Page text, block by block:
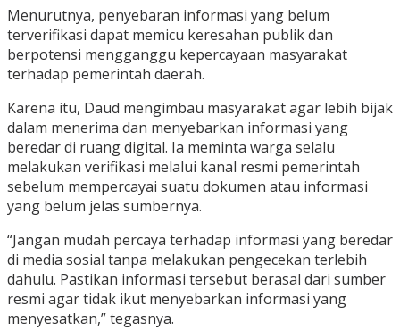
Menurutnya, penyebaran informasi yang belum
terverifikasi dapat memicu keresahan publik dan
berpotensi mengganggu kepercayaan masyarakat
terhadap pemerintah daerah.
Karena itu, Daud mengimbau masyarakat agar lebih bijak
dalam menerima dan menyebarkan informasi yang
beredar di ruang digital. Ia meminta warga selalu
melakukan verifikasi melalui kanal resmi pemerintah
sebelum mempercayai suatu dokumen atau informasi
yang belum jelas sumbernya.
“Jangan mudah percaya terhadap informasi yang beredar
di media sosial tanpa melakukan pengecekan terlebih
dahulu. Pastikan informasi tersebut berasal dari sumber
resmi agar tidak ikut menyebarkan informasi yang
menyesatkan,” tegasnya.